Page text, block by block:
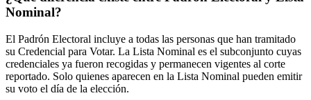
Nominal?
El Padrón Electoral incluye a todas las personas que han tramitado
su Credencial para Votar. La Lista Nominal es el subconjunto cuyas
credenciales ya fueron recogidas y permanecen vigentes al corte
reportado. Solo quienes aparecen en la Lista Nominal pueden emitir
su voto el día de la elección.